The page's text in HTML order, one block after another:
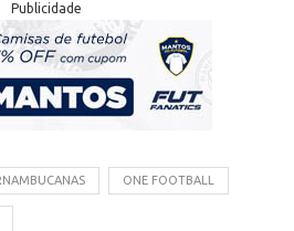
Publicidade
ONE FOOTBALL